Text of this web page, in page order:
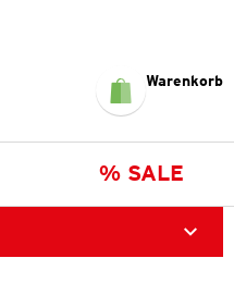
Warenkorb
% SALE